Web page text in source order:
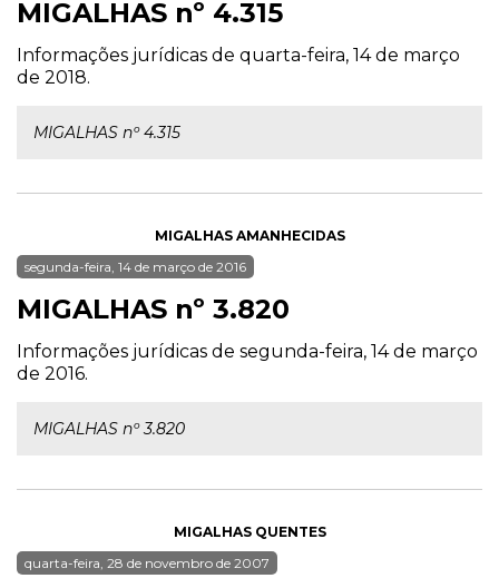
MIGALHAS nº 4.315
Informações jurídicas de quarta-feira, 14 de março
de 2018.
MIGALHAS nº 4.315
MIGALHAS AMANHECIDAS
segunda-feira, 14 de março de 2016
MIGALHAS nº 3.820
Informações jurídicas de segunda-feira, 14 de março
de 2016.
MIGALHAS nº 3.820
MIGALHAS QUENTES
quarta-feira, 28 de novembro de 2007